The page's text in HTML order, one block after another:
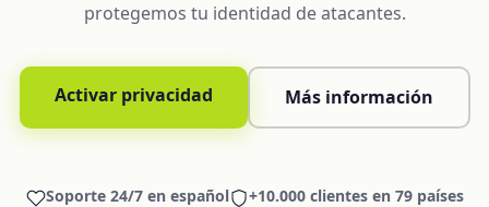
protegemos tu identidad de atacantes.
Activar privacidad Más información
Soporte 24/7 en español
+10.000 clientes en 79 países